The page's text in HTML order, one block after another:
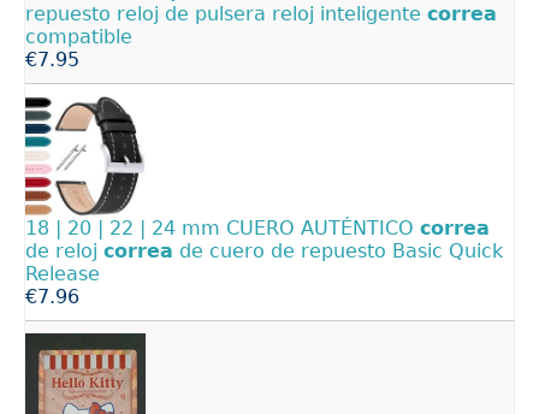
repuesto reloj de pulsera reloj inteligente correa
compatible
€7.95
18 | 20 | 22 | 24 mm CUERO AUTÉNTICO correa
de reloj correa de cuero de repuesto Basic Quick
Release
€7.96